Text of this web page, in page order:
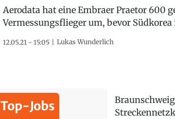
Aerodata hat eine Embraer Praetor 600
Vermessungsflieger um, bevor
12.05.21 - 15:05 Lukas Wunderlich
Top-Jobs